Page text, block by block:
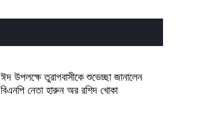
ঈদ উপলক্ষে তুরাগবাসীকে শুভেচ্ছা জানালেন
বিএনপি নেতা হারুন অর রশিদ খোকা